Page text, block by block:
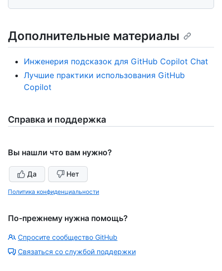
Дополнительные материалы
Инженерия подсказок для GitHub Copilot Chat
Лучшие практики использования GitHub
Copilot
Справка и поддержка
Вы нашли что вам нужно?
Да Нет
Политика конфиденциальности
По-прежнему нужна помощь?
Спросите сообщество GitHub
Связаться со службой поддержки